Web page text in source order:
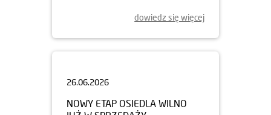
dowiedz się więcej
NOWY ETAP OSIEDLA WILNO
JUŻ W SPRZEDAŻY